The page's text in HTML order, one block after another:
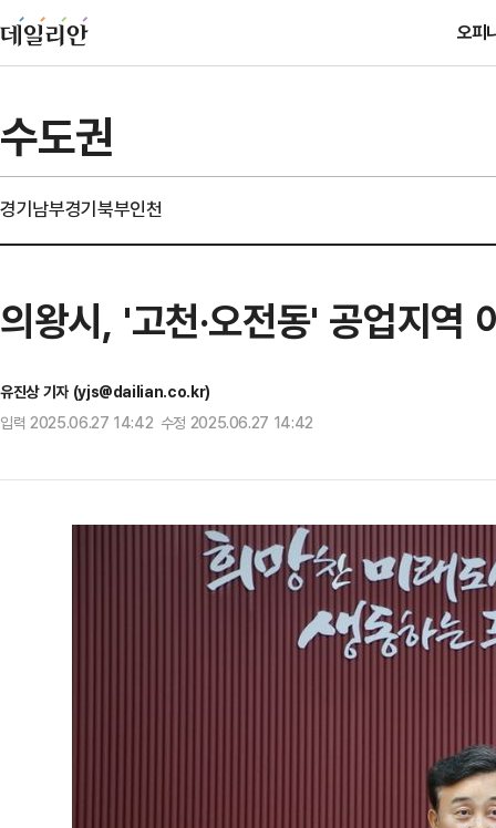
오피
수도권
경기남부경기북부인천
의왕시, '고천·오전동' 공업지역
유진상 기자 (yjs@dailian.co.kr)
입력 2025.06.27 14:42 수정 2025.06.27 14:42